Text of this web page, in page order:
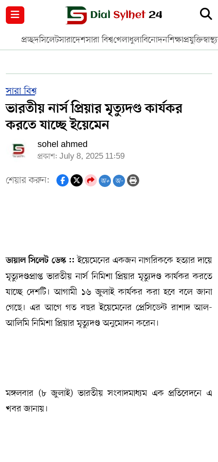
প্রচ্ছদসিলেটসারাদেশসারা বিশ্বখেলাধুলাবিনোদনশিক্ষাপ্রযুক্তি
সারা বিশ্ব
ভারতীয় নার্স প্রিয়ার মৃত্যুদণ্ড কার্যকর
করতে যাচ্ছে ইয়েমেন
sohel ahmed
প্রকাশ: July 8, 2025 11:59
শেয়ার করুন: অ+ অ-
ডায়াল সিলেট ডেস্ক ::ইয়েমেনের একজন নাগরিককে হত্যার দায়ে
মৃত্যুদণ্ডপ্রাপ্ত ভারতীয় নার্স নিমিশা প্রিয়ার মৃত্যুদণ্ড কার্যকর করতে
যাচ্ছে দেশটি। আগামী ১৬ জুলাই কার্যকর করা হবে বলে জানা
গেছে। এর আগে গত বছর ইয়েমেনের প্রেসিডেন্ট রাশাদ আল-
আলিমি নিমিশা প্রিয়ার মৃত্যুদণ্ড অনুমোদন করেন।
মঙ্গলবার (৮ জুলাই) ভারতীয় সংবাদমাধ্যম এক প্রতিবেদনে এ
খবর জানায়।
নগর পরিকল্পনা
সুনামগঞ্জ
হবিগঞ্জ
জাতীয়
আন্তর্জাতিক
মুক্তমত
YOUTUBE
FACEBOOK
EDITOR & PUBLISHER : SOHEL AHMED
ডায়ালসিলেট যাত্রা
ABOUT US
DIAL SYLHET